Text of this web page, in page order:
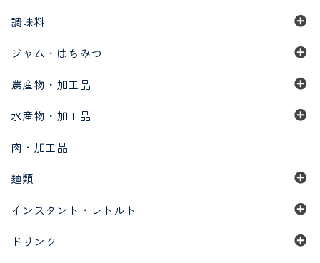
調味料
ジャム・はちみつ
農産物・加工品
水産物・加工品
肉・加工品
麺類
インスタント・レトルト
ドリンク